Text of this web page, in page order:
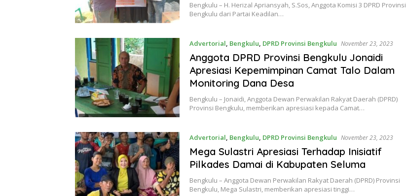
Bengkulu – H. Herizal Apriansyah, S.Sos, Anggota Komisi 3 DPRD Provinsi
Bengkulu dari Partai Keadilan…
Advertorial, Bengkulu, DPRD Provinsi Bengkulu November 23, 2023
Anggota DPRD Provinsi Bengkulu Jonaidi
Apresiasi Kepemimpinan Camat Talo Dalam
Monitoring Dana Desa
Bengkulu – Jonaidi, Anggota Dewan Perwakilan Rakyat Daerah (DPRD)
Provinsi Bengkulu, memberikan apresiasi kepada Camat…
Advertorial, Bengkulu, DPRD Provinsi Bengkulu November 23, 2023
Mega Sulastri Apresiasi Terhadap Inisiatif
Pilkades Damai di Kabupaten Seluma
Bengkulu – Anggota Dewan Perwakilan Rakyat Daerah (DPRD) Provinsi
Bengkulu, Mega Sulastri, memberikan apresiasi tinggi…